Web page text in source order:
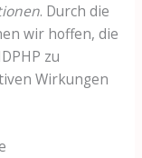
. Durch die
wir hoffen, die
zu
Wirkungen